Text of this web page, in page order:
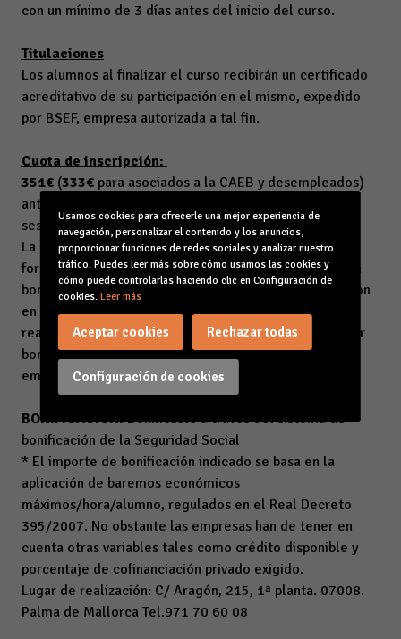
con un mínimo de 3 días antes del inicio del curso.
Titulaciones
Los alumnos al finalizar el curso recibirán un certificado
acreditativo de su participación en el mismo, expedido
por BSEF, empresa autorizada a tal fin.
Cuota de inscripción:
351€ (333€ para asociados a la CAEB y desempleados)
antes del inicio del curso e incluye la asistencia a las
sesiones y
La documentación. Si la empresa dispone de crédito
formativo, BSEF incluye en este precio la gestión de la
bonificación ante la Fundación Estatal para la Formación
en el Empleo. El pago será imprescindible para la
realización de los trámites necesarios para la posterior
bonificación de dichas actuaciones por parte de la
empresa.100% bonificable.
BONIFICACIÓN:Bonificable a través del sistema de
bonificación de la Seguridad Social
* El importe de bonificación indicado se basa en la
aplicación de baremos económicos
máximos/hora/alumno, regulados en el Real Decreto
395/2007. No obstante las empresas han de tener en
cuenta otras variables tales como crédito disponible y
porcentaje de cofinanciación privado exigido.
Lugar de realización: C/ Aragón, 215, 1ª planta. 07008.
Palma de Mallorca Tel.971 70 60 08
Usamos cookies para ofrecerle una mejor experiencia de
navegación, personalizar el contenido y los anuncios,
proporcionar funciones de redes sociales y analizar nuestro
tráfico. Puedes leer más sobre cómo usamos las cookies y
cómo puede controlarlas haciendo clic en Configuración de
cookies. Leer más
Configuración de cookies
Aceptar cookies Rechazar todas